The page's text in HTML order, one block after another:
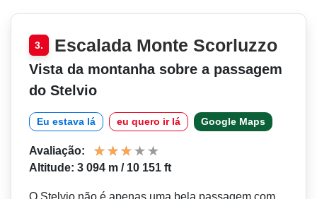
3. Escalada Monte Scorluzzo
Vista da montanha sobre a passagem
do Stelvio
Eu estava lá eu quero ir lá Google Maps
Avaliação:
Altitude: 3 094 m / 10 151 ft
O Stelvio não é apenas uma bela passagem com